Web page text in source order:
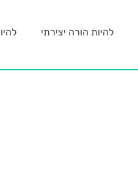
להיות הורה יצירתי